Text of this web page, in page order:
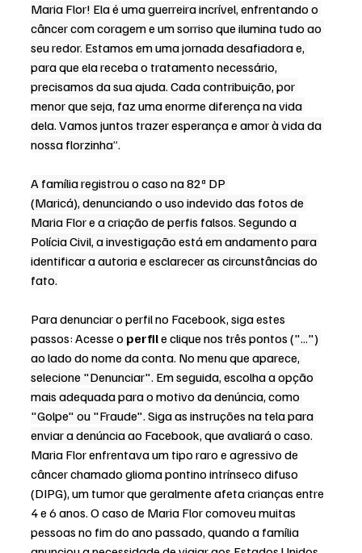
Maria Flor! Ela é uma guerreira incrível, enfrentando o
câncer com coragem e um sorriso que ilumina tudo ao
seu redor. Estamos em uma jornada desafiadora e,
para que ela receba o tratamento necessário,
precisamos da sua ajuda. Cada contribuição, por
menor que seja, faz uma enorme diferença na vida
dela. Vamos juntos trazer esperança e amor à vida da
nossa florzinha”.
A família registrou o caso na 82ª DP
(Maricá), denunciando o uso indevido das fotos de
Maria Flor e a criação de perfis falsos. Segundo a
Polícia Civil, a investigação está em andamento para
identificar a autoria e esclarecer as circunstâncias do
fato.
Para denunciar o perfil no Facebook, siga estes
passos: Acesse o perfil e clique nos três pontos ("...")
ao lado do nome da conta. No menu que aparece,
selecione "Denunciar". Em seguida, escolha a opção
mais adequada para o motivo da denúncia, como
"Golpe" ou "Fraude". Siga as instruções na tela para
enviar a denúncia ao Facebook, que avaliará o caso.
Maria Flor enfrentava um tipo raro e agressivo de
câncer chamado glioma pontino intrínseco difuso
(DIPG), um tumor que geralmente afeta crianças entre
4 e 6 anos. O caso de Maria Flor comoveu muitas
pessoas no fim do ano passado, quando a família